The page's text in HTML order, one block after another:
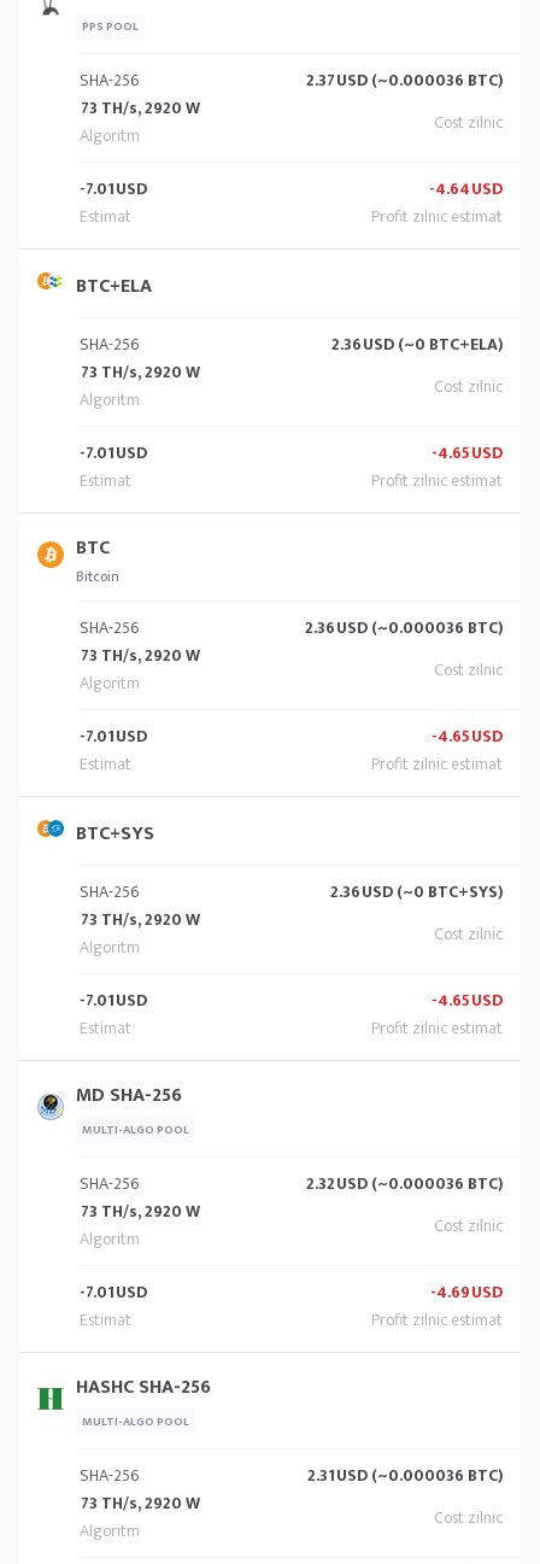
PPS POOL
SHA-256
73 TH/s, 2920 W
2.37USD (~0.000036 BTC)
-7.01USD -4.64USD
BTC+ELA
SHA-256
73 TH/s, 2920 W
2.36USD (~0 BTC+ELA)
-7.01USD -4.65USD
BTC
Bitcoin
SHA-256
73 TH/s, 2920 W
2.36USD (~0.000036 BTC)
-7.01USD -4.65USD
BTC+SYS
SHA-256
73 TH/s, 2920 W
2.36USD (~0 BTC+SYS)
-7.01USD -4.65USD
MD SHA-256
MULTI-ALGO POOL
SHA-256
73 TH/s, 2920 W
2.32USD (~0.000036 BTC)
-7.01USD -4.69USD
HASHC SHA-256
MULTI-ALGO POOL
SHA-256
73 TH/s, 2920 W
2.31USD (~0.000036 BTC)